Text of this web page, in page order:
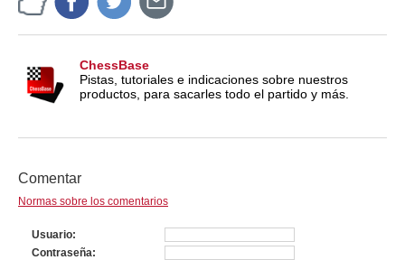
ChessBase
Pistas, tutoriales e indicaciones sobre nuestros
productos, para sacarles todo el partido y más.
Comentar
Normas sobre los comentarios
Usuario
Contraseña